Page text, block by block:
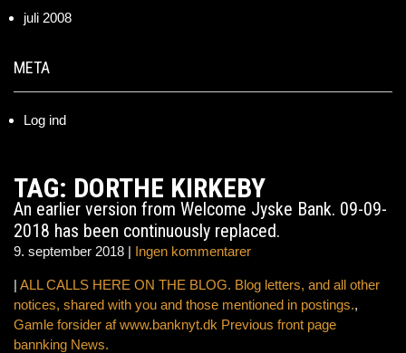
juli 2008
META
Log ind
TAG: DORTHE KIRKEBY
An earlier version from Welcome Jyske Bank. 09-09-
2018 has been continuously replaced.
9. september 2018 | Ingen kommentarer
| ALL CALLS HERE ON THE BLOG. Blog letters, and all other
notices, shared with you and those mentioned in postings.,
Gamle forsider af www.banknyt.dk Previous front page
bannking News.